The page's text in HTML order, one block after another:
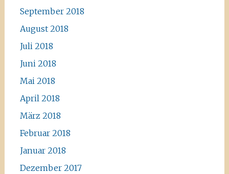
September 2018
August 2018
Juli 2018
Juni 2018
Mai 2018
April 2018
März 2018
Februar 2018
Januar 2018
Dezember 2017